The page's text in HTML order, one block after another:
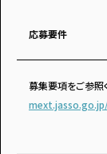
応募要件
募集要項をご参照